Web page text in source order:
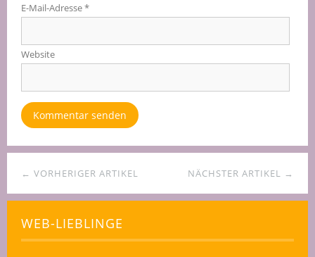
E-Mail-Adresse*
Website
NÄCHSTER ARTIKEL →
← VORHERIGER ARTIKEL
WEB-LIEBLINGE